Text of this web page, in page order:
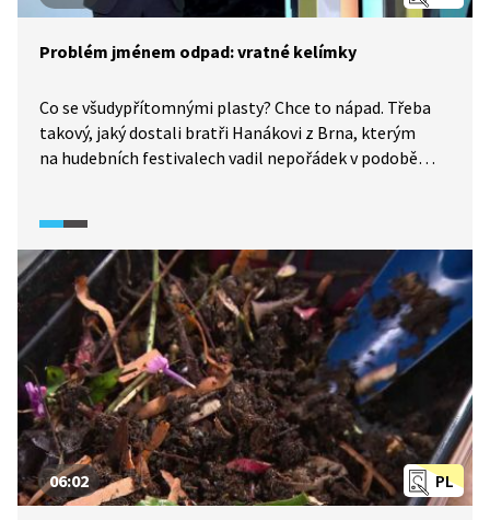
Problém jménem odpad: vratné kelímky
Co se všudypřítomnými plasty? Chce to nápad. Třeba
takový, jaký dostali bratři Hanákovi z Brna, kterým
na hudebních festivalech vadil nepořádek v podobě
S designérem vytvořili prototyp vratného plastového
půllitru s klipem, který dnes zná snad každý. Jejich
podnikatelský záměr ukazuje, jak jednoduchý nápad
může ušetřit tuny zbytečného plastového odpadu.
PL
06:02